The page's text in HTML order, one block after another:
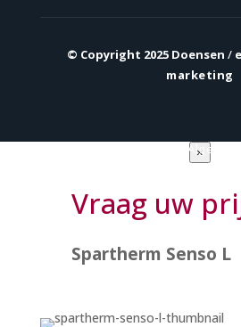
© Copyright 2025 Doensen /
marketing
×
Vraag uw
Spartherm Senso L